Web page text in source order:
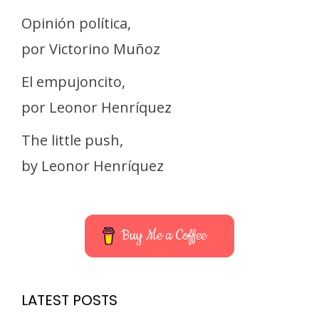
Opinión política,
por Victorino Muñoz
El empujoncito,
por Leonor Henríquez
The little push,
by Leonor Henríquez
Buy Me a Coffee
LATEST POSTS